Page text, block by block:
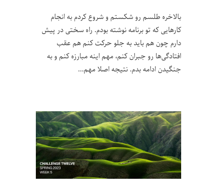
بالاخره طلسم رو شکستم و شروع کردم به انجام
کارهایی که تو برنامه نوشته بودم. راه سختی در پیش
دارم چون هم باید به جلو حرکت کنم هم عقب
افتادگی‌ها رو جبران کنم، مهم اینه مبارزه کنم و به
جنگیدن ادامه بدم. نتیجه اصلا مهم